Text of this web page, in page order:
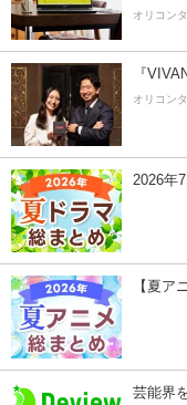
オリコン
『
オリコン
2026年
【夏ア
芸能界